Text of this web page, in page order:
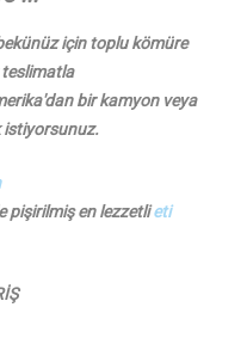
için toplu kömüre
teslimatla
bir kamyon veya
istiyorsunuz.
pişirilmiş en lezzetlieti